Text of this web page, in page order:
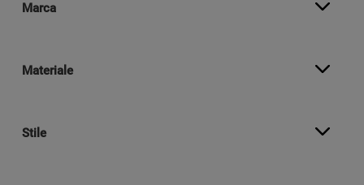
Marca
Materiale
Stile